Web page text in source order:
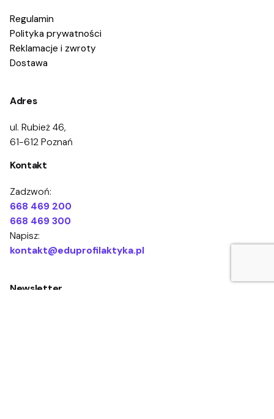
Regulamin
Polityka prywatności
Reklamacje i zwroty
Dostawa
Adres
ul. Rubież 46,
61-612 Poznań
Kontakt
Zadzwoń:
668 469 200
668 469 300
Napisz:
kontakt@eduprofilaktyka.pl
Newsletter